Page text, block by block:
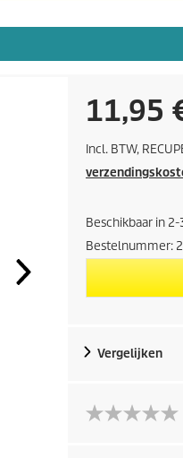
H
u
i
d
i
g
p
r
11,95
Incl. BTW,
Beschikbaar in
Bestelnummer:
Vergelijken